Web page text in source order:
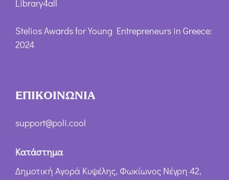
Library4all
Stelios Awards for Young Entrepreneurs in Greece:
2024
ΕΠΙΚΟΙΝΩΝΙΑ
support@poli.cool
Κατάστημα
Δημοτική Αγορά Κυψέλης, Φωκίωνος Νέγρη 42,